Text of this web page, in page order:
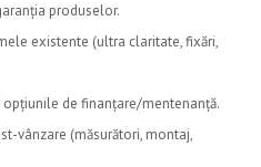
produselor.
existente (ultra claritate, fixări,
de finanțare/mentenanță.
vânzare (măsurători, montaj,